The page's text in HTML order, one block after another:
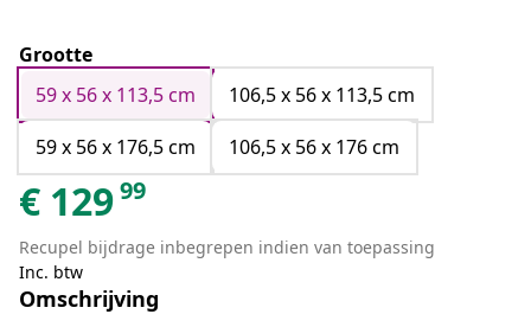
Grootte
59 x 56 x 113,5 cm
106,5 x 56 x 113,5 cm
59 x 56 x 176,5 cm
106,5 x 56 x 176 cm
€ 12999
Recupel bijdrage inbegrepen indien van toepassing
Inc. btw
Omschrijving